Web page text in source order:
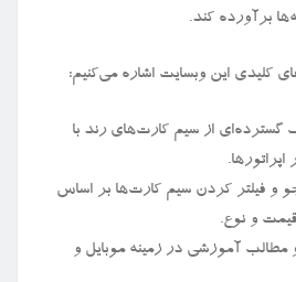
برآورده کند.
کلیدی این وبسایت اشاره می‌کنیم:
گسترده‌ای از سیم کارت‌های رند با
و فیلتر کردن سیم کارت‌ها بر اساس
و نوع.
و مطالب آموزشی در زمینه موبایل و